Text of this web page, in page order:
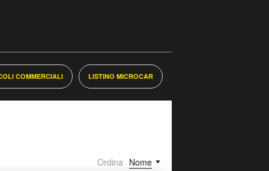
COMMERCIALI LISTINO MICROCAR
Ordina Nome